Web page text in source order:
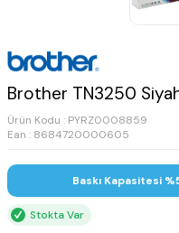
Brother TN3250
Ürün Kodu : PYRZ0008859
Ean : 8684720000605
Baskı Kapasitesi
Stokta Var